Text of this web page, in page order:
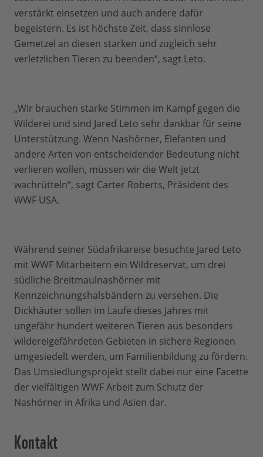
verstärkt einsetzen und auch andere dafür
begeistern. Es ist höchste Zeit, dass sinnlose
Gemetzel an diesen starken und zugleich sehr
verletzlichen Tieren zu beenden“, sagt Leto.
„Wir brauchen starke Stimmen im Kampf gegen die
Wilderei und sind Jared Leto sehr dankbar für seine
Unterstützung. Wenn Nashörner, Elefanten und
andere Arten von entscheidender Bedeutung nicht
verlieren wollen, müssen wir die Welt jetzt
wachrütteln“, sagt Carter Roberts, Präsident des
WWF USA.
Während seiner Südafrikareise besuchte Jared Leto
mit WWF Mitarbeitern ein Wildreservat, um drei
südliche Breitmaulnashörner mit
Kennzeichnungshalsbändern zu versehen. Die
Dickhäuter sollen im Laufe dieses Jahres mit
ungefähr hundert weiteren Tieren aus besonders
wildereigefährdeten Gebieten in sichere Regionen
umgesiedelt werden, um Familienbildung zu fördern.
Das Umsiedlungsprojekt stellt dabei nur eine Facette
der vielfältigen WWF Arbeit zum Schutz der
Nashörner in Afrika und Asien dar.
Kontakt